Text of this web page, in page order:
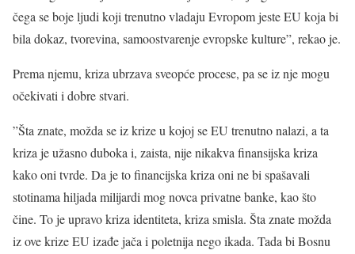
čega se boje ljudi koji trenutno vladaju Evropom jeste EU koja bi
bila dokaz, tvorevina, samoostvarenje evropske kulture”, rekao je.
Prema njemu, kriza ubrzava sveopće procese, pa se iz nje mogu
očekivati i dobre stvari.
”Šta znate, možda se iz krize u kojoj se EU trenutno nalazi, a ta
kriza je užasno duboka i, zaista, nije nikakva finansijska kriza
kako oni tvrde. Da je to financijska kriza oni ne bi spašavali
stotinama hiljada milijardi mog novca privatne banke, kao što
čine. To je upravo kriza identiteta, kriza smisla. Šta znate možda
iz ove krize EU izađe jača i poletnija nego ikada. Tada bi Bosnu